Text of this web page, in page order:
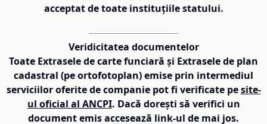
acceptat de toate instituțiile statului.
Veridicitatea documentelor
Toate Extrasele de carte funciară și Extrasele de plan
cadastral (pe ortofotoplan) emise prin intermediul
serviciilor oferite de companie pot fi verificate pe site-
ul oficial al ANCPI. Dacă dorești să verifici un
document emis accesează link-ul de mai jos.